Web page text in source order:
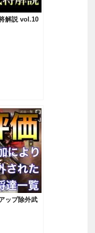
解説 vol.10
ップ除外武